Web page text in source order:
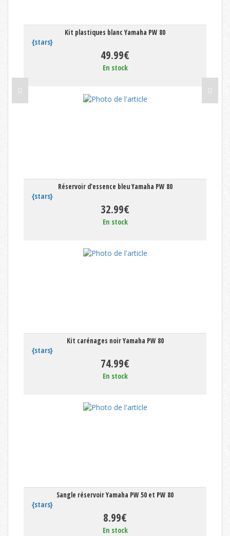
Kit plastiques blanc Yamaha PW 80
{stars}
49.99€
En stock
Réservoir d'essence bleu Yamaha PW 80
{stars}
32.99€
En stock
Kit carénages noir Yamaha PW 80
{stars}
74.99€
En stock
Sangle réservoir Yamaha PW 50 et PW 80
{stars}
8.99€
En stock